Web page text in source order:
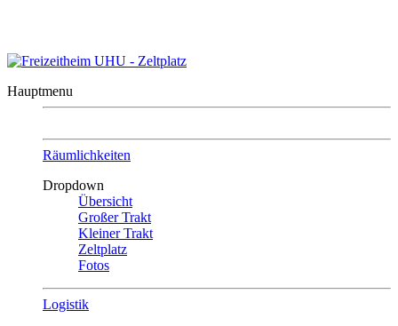
Hauptmenu
Räumlichkeiten
Dropdown
Übersicht
Großer Trakt
Kleiner Trakt
Zeltplatz
Fotos
Logistik